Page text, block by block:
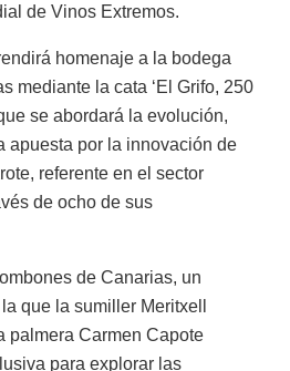
de Vinos Extremos.
homenaje a la bodega
mediante la cata ‘El Grifo, 250
se abordará la evolución,
apuesta por la innovación de
referente en el sector
de ocho de sus
de Canarias, un
que la sumiller Meritxell
palmera Carmen Capote
para explorar las